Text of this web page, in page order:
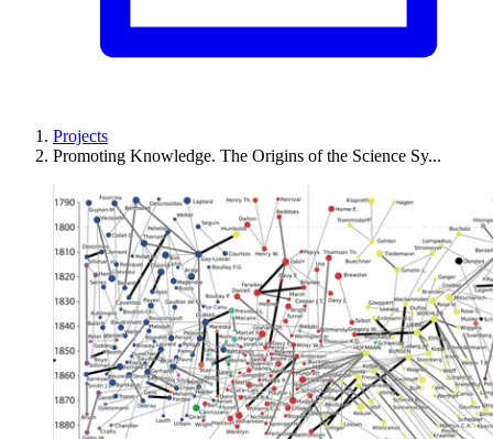
Projects
Promoting Knowledge. The Origins of the Science Sy...